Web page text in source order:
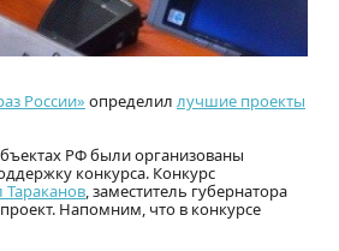
России» определил лучшие проекты
РФ были организованы
конкурса. Конкурс
, заместитель губернатора
Напомним, что в конкурсе